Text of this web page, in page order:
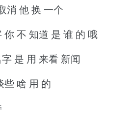
消 他 换 一个
不 知道 是 谁 的 哦
是 用 来看 新闻
些 啥 用 的